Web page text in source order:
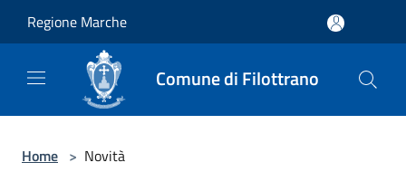
Regione Marche
Comune di Filottrano
Home > Novità